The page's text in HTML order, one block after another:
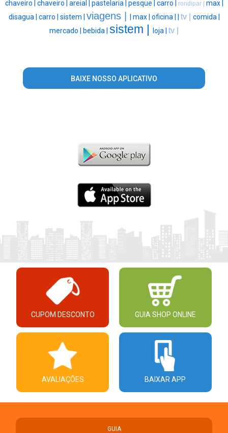
chaveiro | chaveiro | areial | pastelaria | pesque | carro | rondipar | max |
disagua | carro | sistem | viagens | | max | oficina | | tv | comida |
mercado | bebida | sistem | loja | tv |
BAIXE NOSSO APLICATIVO
CUPOM DESCONTO GUIA SHOP ONLINE
AVALIAÇÕES BAIXAR APP
GUIA